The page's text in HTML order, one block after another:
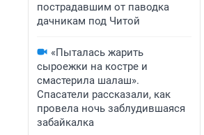
пострадавшим от паводка
дачникам под Читой
«Пыталась жарить
сыроежки на костре и
смастерила шалаш».
Спасатели рассказали, как
провела ночь заблудившаяся
забайкалка